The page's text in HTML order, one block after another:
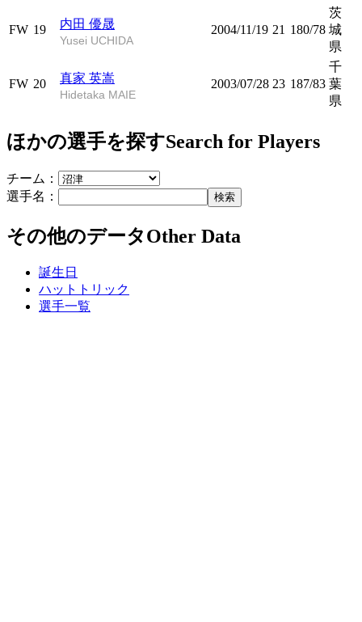
FW 19 内田 優晟
Yusei UCHIDA
2004/11/19 21 180/78
茨
城
県
FW 20 真家 英嵩
Hidetaka MAIE
2003/07/28 23 187/83
千
葉
県
ほかの選手を探すSearch for Players
チーム：
選手名：
検索
その他のデータOther Data
誕生日
ハットトリック
選手一覧